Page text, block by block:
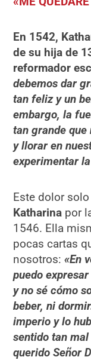
En 1542,
de su hija de
reformador
debemos dar
tan feliz y un
embargo, la
tan grande
y llorar en
experimentar
Este dolor
Katharina por
1546. Ella
pocas cartas
nosotros:«En
puedo
y no sé cómo
beber, ni
imperio y lo
sentido tan
querido Señor